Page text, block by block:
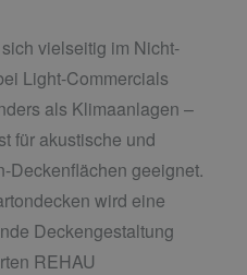
vielseitig im Nicht-
Light-Commercials
als Klimaanlagen –
für akustische und
Deckenflächen geeignet.
wird eine
Deckengestaltung
REHAU